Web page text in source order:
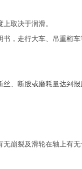
取决于润滑。
走行大车、吊重桁车
断股或磨耗量达到报
裂及滑轮在轴上有无